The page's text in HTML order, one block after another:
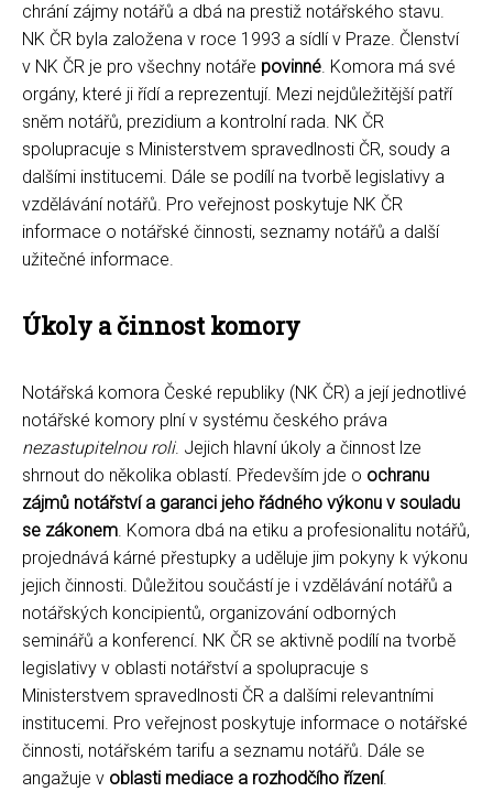
chrání zájmy notářů a dbá na prestiž notářského stavu.
NK ČR byla založena v roce 1993 a sídlí v Praze. Členství
v NK ČR je pro všechny notáře povinné. Komora má své
orgány, které ji řídí a reprezentují. Mezi nejdůležitější patří
sněm notářů, prezidium a kontrolní rada. NK ČR
spolupracuje s Ministerstvem spravedlnosti ČR, soudy a
dalšími institucemi. Dále se podílí na tvorbě legislativy a
vzdělávání notářů. Pro veřejnost poskytuje NK ČR
informace o notářské činnosti, seznamy notářů a další
užitečné informace.
Úkoly a činnost komory
Notářská komora České republiky (NK ČR) a její jednotlivé
notářské komory plní v systému českého práva
nezastupitelnou roli. Jejich hlavní úkoly a činnost lze
shrnout do několika oblastí. Především jde o ochranu
zájmů notářství a garanci jeho řádného výkonu v souladu
se zákonem. Komora dbá na etiku a profesionalitu notářů,
projednává kárné přestupky a uděluje jim pokyny k výkonu
jejich činnosti. Důležitou součástí je i vzdělávání notářů a
notářských koncipientů, organizování odborných
seminářů a konferencí. NK ČR se aktivně podílí na tvorbě
legislativy v oblasti notářství a spolupracuje s
Ministerstvem spravedlnosti ČR a dalšími relevantními
institucemi. Pro veřejnost poskytuje informace o notářské
činnosti, notářském tarifu a seznamu notářů. Dále se
angažuje v oblasti mediace a rozhodčího řízení.